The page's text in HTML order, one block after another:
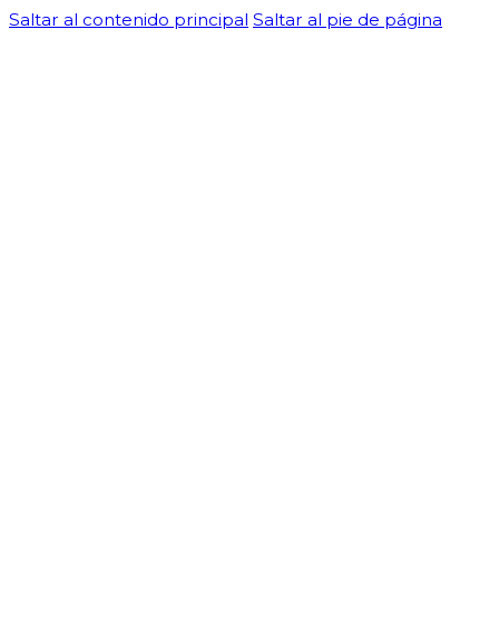
Saltar al contenido principal Saltar al pie de página